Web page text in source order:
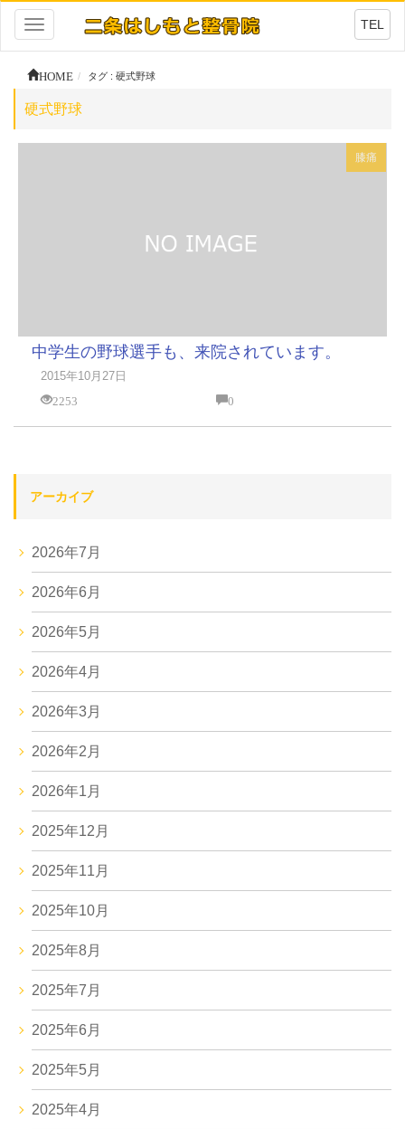
Toggle
navigation
TEL
HOME タグ : 硬式野球
硬式野球
膝痛
中学生の野球選手も、来院されています。
2015年10月27日
2253
0
アーカイブ
2026年7月
2026年6月
2026年5月
2026年4月
2026年3月
2026年2月
2026年1月
2025年12月
2025年11月
2025年10月
2025年8月
2025年7月
2025年6月
2025年5月
2025年4月